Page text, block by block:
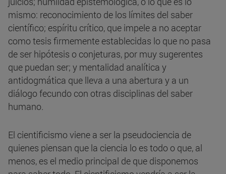
mismo: reconocimiento de los límites del saber
científico; espíritu crítico, que impele a no aceptar
como tesis firmemente establecidas lo que no pasa
de ser hipótesis o conjeturas, por muy sugerentes
que puedan ser; y mentalidad analítica y
antidogmática que lleva a una abertura y a un
diálogo fecundo con otras disciplinas del saber
humano.
El cientificismo viene a ser la pseudociencia de
quienes piensan que la ciencia lo es todo o que, al
menos, es el medio principal de que disponemos